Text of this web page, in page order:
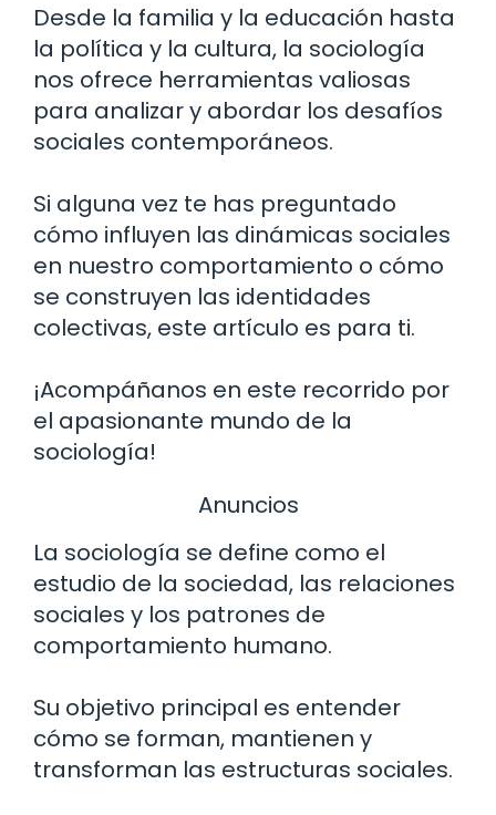
Desde la familia y la educación hasta
la política y la cultura, la sociología
nos ofrece herramientas valiosas
para analizar y abordar los desafíos
sociales contemporáneos.
Si alguna vez te has preguntado
cómo influyen las dinámicas sociales
en nuestro comportamiento o cómo
se construyen las identidades
colectivas, este artículo es para ti.
¡Acompáñanos en este recorrido por
el apasionante mundo de la
sociología!
Anuncios
La sociología se define como el
estudio de la sociedad, las relaciones
sociales y los patrones de
comportamiento humano.
Su objetivo principal es entender
cómo se forman, mantienen y
transforman las estructuras sociales.